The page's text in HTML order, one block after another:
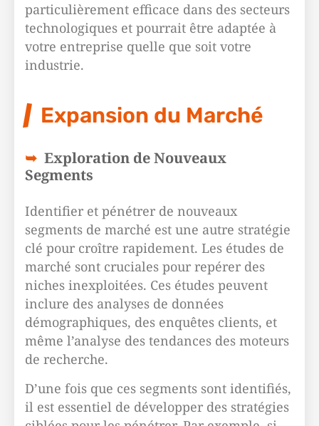
particulièrement efficace dans des secteurs
technologiques et pourrait être adaptée à
votre entreprise quelle que soit votre
industrie.
Expansion du Marché
Exploration de Nouveaux
Segments
Identifier et pénétrer de nouveaux
segments de marché est une autre stratégie
clé pour croître rapidement. Les études de
marché sont cruciales pour repérer des
niches inexploitées. Ces études peuvent
inclure des analyses de données
démographiques, des enquêtes clients, et
même l’analyse des tendances des moteurs
de recherche.
D’une fois que ces segments sont identifiés,
il est essentiel de développer des stratégies